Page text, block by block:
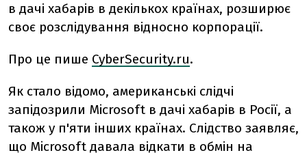
в дачі хабарів в декількох країнах, розширює
своє розслідування відносно корпорації.
Про це пише CyberSecurity.ru.
Як стало відомо, американські слідчі
запідозрили Microsoft в дачі хабарів в Росії, а
також у п'яти інших країнах. Слідство заявляє,
що Microsoft давала відкати в обмін на